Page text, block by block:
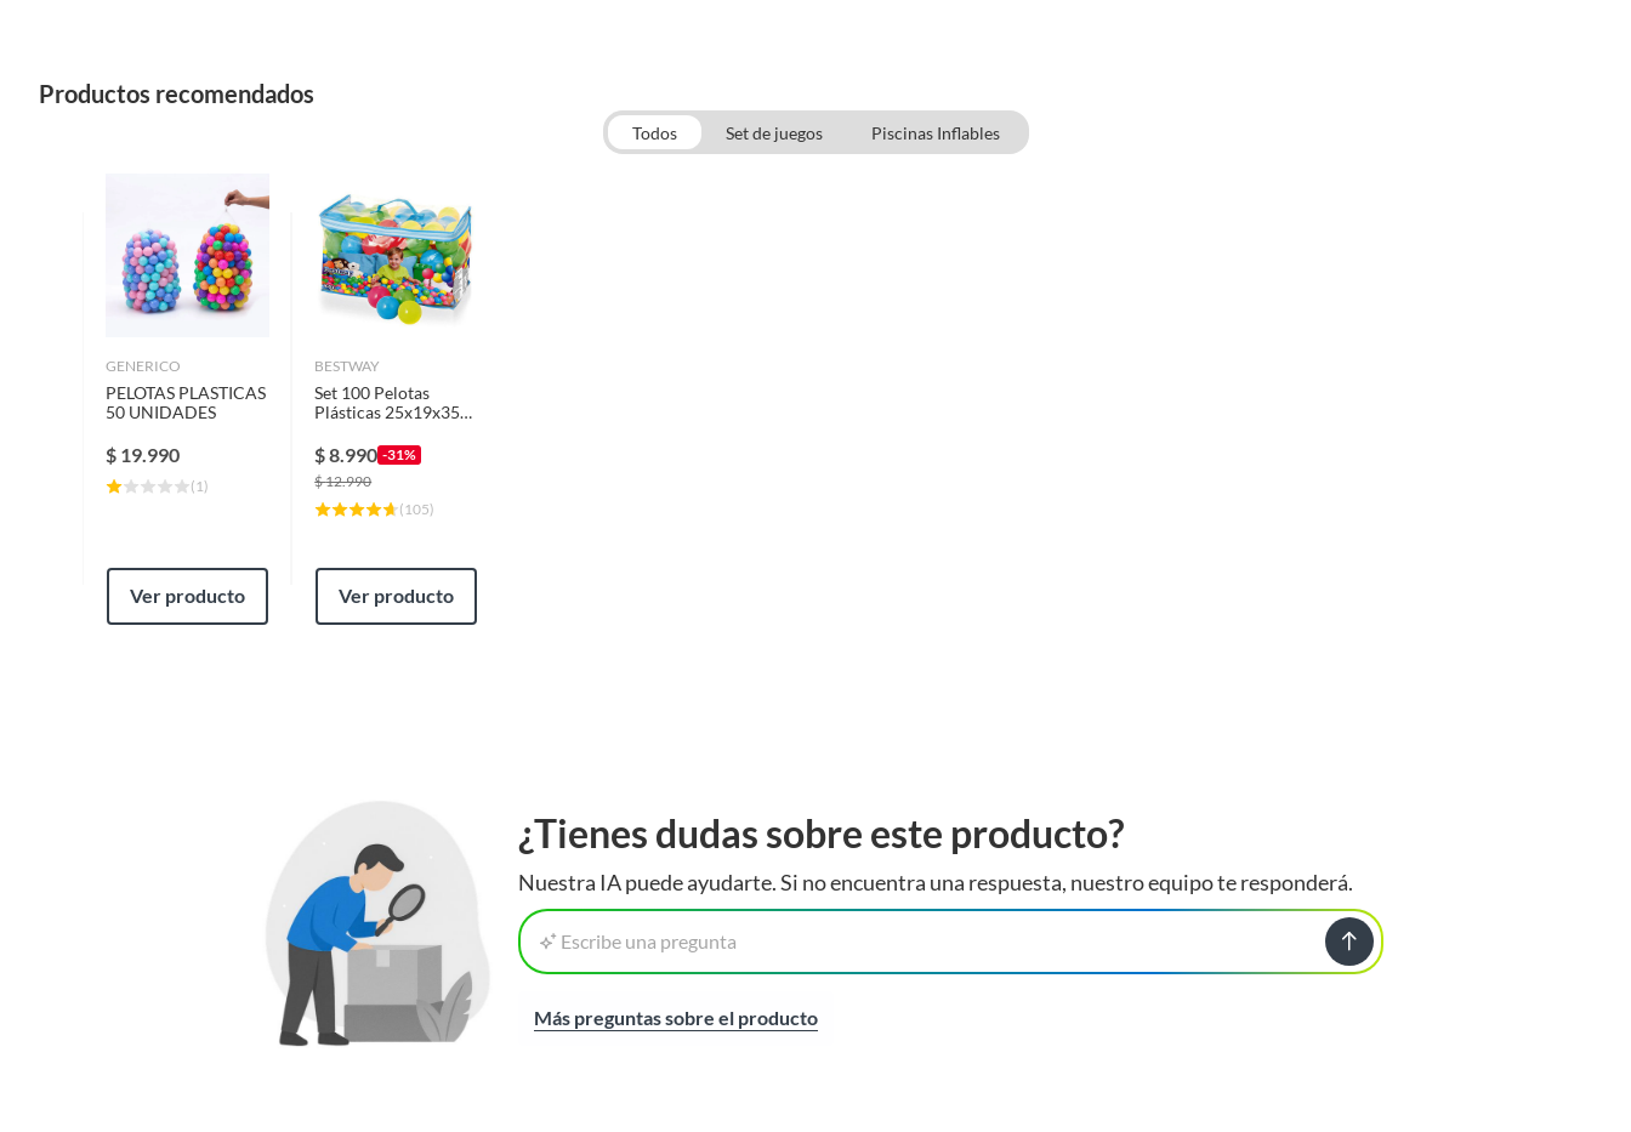
Largo
Productos recomendados
Todos Set de juegos Piscinas Inflables
GENERICO
PELOTAS PLASTICAS
50 UNIDADES
$ 19.990
( 1)
Ver producto
BESTWAY
Set 100 Pelotas
Plásticas 25x19x35
$8.990 -31%
$12.990
( 105)
Ver producto
¿Tienes dudas sobre este producto?
Nuestra IA puede ayudarte. Si no encuentra una respuesta, nuestro equipo te responderá.
Escribe una pregunta
Más preguntas sobre el producto